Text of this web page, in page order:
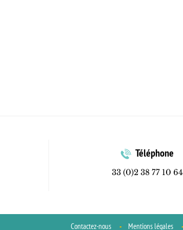
Téléphone
33 (0)2 38 77 10 64
Contactez-nous Mentions légales